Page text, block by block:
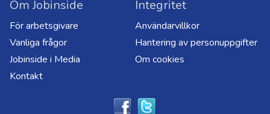
Om Jobinside
För arbetsgivare
Vanliga frågor
Jobinside i Media
Kontakt
Integritet
Användarvillkor
Hantering av personuppgifter
Om cookies